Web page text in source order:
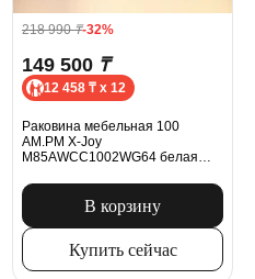
218 990₸-32%
149 500 ₸
12 458 ₸ x 12
Раковина мебельная 100
AM.PM X-Joy
M85AWCC1002WG64 белая
В корзину
Купить сейчас